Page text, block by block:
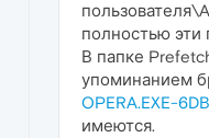
полностью эти
В папке
упоминанием
OPERA.EXE-
имеются.